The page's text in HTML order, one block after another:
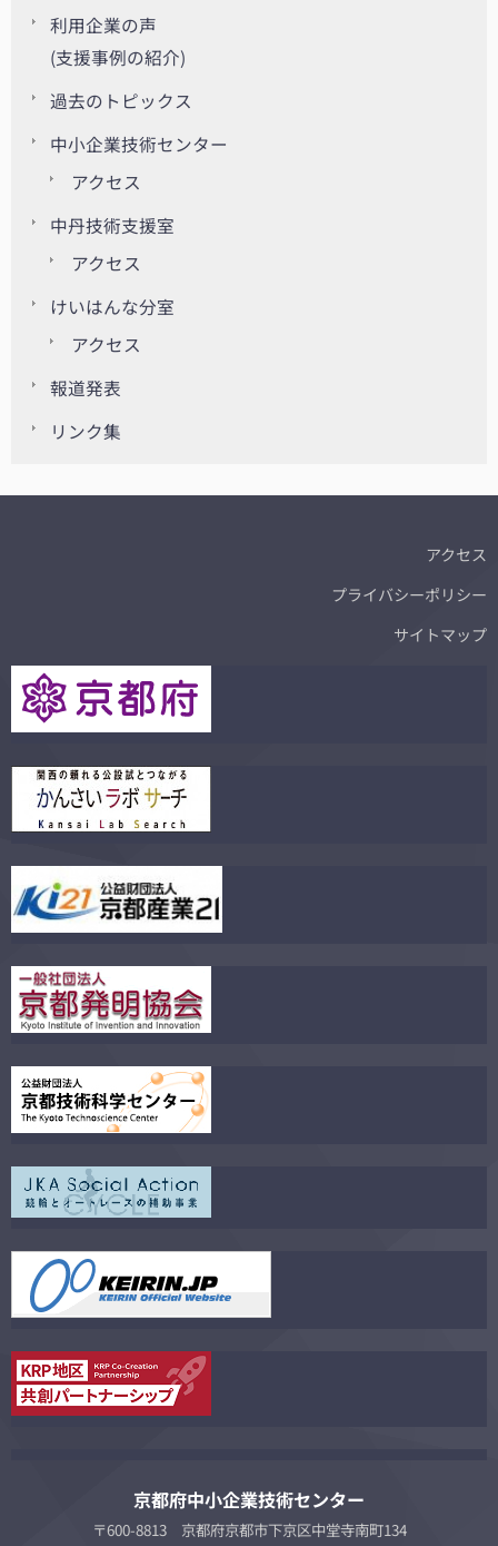
利用企業の声
(支援事例の紹介)
過去のトピックス
中小企業技術センター
アクセス
中丹技術支援室
アクセス
けいはんな分室
アクセス
報道発表
リンク集
アクセス
プライバシーポリシー
サイトマップ
京都府中小企業技術センター
〒600-8813 京都府京都市下京区中堂寺南町134